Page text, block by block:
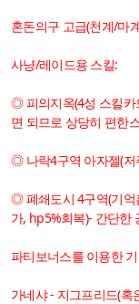
혼돈의구 고급(천계/마
사냥/레이드용 스킬:
◎ 피의지옥(4성 스킬카
면 되므로 상당히 편한
◎ 나락4구역 아자젤(저
◎ 폐쇄도시 4구역(기억
가, hp5%회복)- 간단한
파티보너스를 이용한
가네샤 - 지그프리드(혹